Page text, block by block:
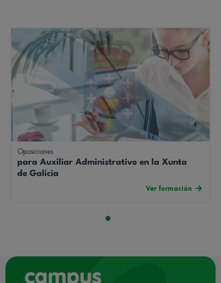
Oposiciones
para Auxiliar Administrativo en la Xunta
de Galicia
Ver formación